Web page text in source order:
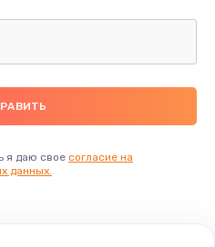
руб.
флешку
руб.
я даю свое согласие на
данных.